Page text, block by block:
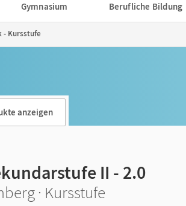
Gymnasium Berufliche Bildung
- Kursstufe
anzeigen
II - 2.0
· Kursstufe